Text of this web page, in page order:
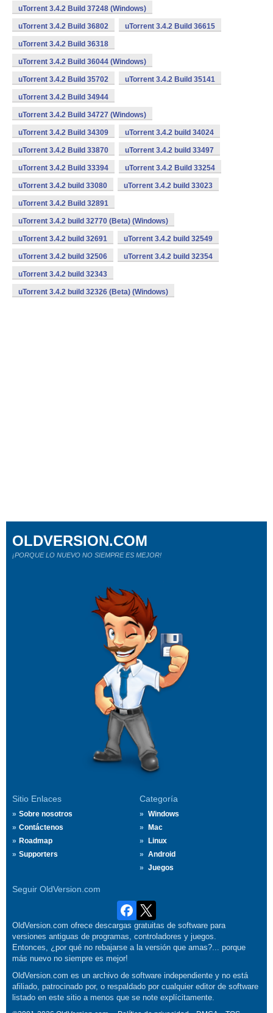
uTorrent 3.4.2 Build 37248 (Windows)
uTorrent 3.4.2 Build 36802 uTorrent 3.4.2 Build 36615
uTorrent 3.4.2 Build 36318
uTorrent 3.4.2 Build 36044 (Windows)
uTorrent 3.4.2 Build 35702 uTorrent 3.4.2 Build 35141
uTorrent 3.4.2 Build 34944
uTorrent 3.4.2 Build 34727 (Windows)
uTorrent 3.4.2 Build 34309 uTorrent 3.4.2 build 34024
uTorrent 3.4.2 Build 33870 uTorrent 3.4.2 build 33497
uTorrent 3.4.2 Build 33394 uTorrent 3.4.2 Build 33254
uTorrent 3.4.2 build 33080 uTorrent 3.4.2 build 33023
uTorrent 3.4.2 Build 32891
uTorrent 3.4.2 build 32770 (Beta) (Windows)
uTorrent 3.4.2 build 32691 uTorrent 3.4.2 build 32549
uTorrent 3.4.2 build 32506 uTorrent 3.4.2 build 32354
uTorrent 3.4.2 build 32343
uTorrent 3.4.2 build 32326 (Beta) (Windows)
Sitio Enlaces
Sobre nosotros
Contáctenos
Roadmap
Supporters
Categoría
Windows
Mac
Linux
Android
Juegos
Seguir OldVersion.com
OLDVERSION.COM
¡PORQUE LO NUEVO NO SIEMPRE ES MEJOR!
OldVersion.com ofrece descargas gratuitas de software para
versiones antiguas de programas, controladores y juegos.
Entonces, ¿por qué no rebajarse a la versión que amas?... porque
más nuevo no siempre es mejor!
OldVersion.com es un archivo de software independiente y no está
afiliado, patrocinado por, o respaldado por cualquier editor de software
listado en este sitio a menos que se note explícitamente.